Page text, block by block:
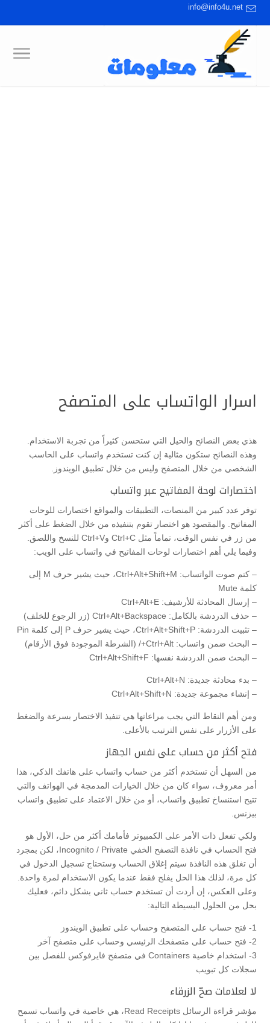
info@info4u.net
اسرار الواتساب على المتصفح
هذي بعض النصائح والحيل التي ستحسن كثيراً من تجربة الاستخدام.
وهذه النصائح ستكون مثالية إن كنت تستخدم واتساب على الحاسب
الشخصي من خلال المتصفح وليس من خلال تطبيق الويندوز.
اختصارات لوحة المفاتيح عبر واتساب
توفر عدد كبير من المنصات، التطبيقات والمواقع اختصارات للوحات
المفاتيح. والمقصود هو اختصار تقوم بتنفيذه من خلال الضغط على أكثر
من زر في نفس الوقت، تماماً مثل Ctrl+C وCtrl+V للنسخ واللصق.
وفيما يلي أهم اختصارات لوحات المفاتيح في واتساب على الويب:
– كتم صوت الواتساب: Ctrl+Alt+Shift+M، حيث يشير حرف M إلى
كلمة Mute
– إرسال المحادثة للأرشيف: Ctrl+Alt+E
– حذف الدردشة بالكامل: Ctrl+Alt+Backspace (زر الرجوع للخلف)
– تثبيت الدردشة: Ctrl+Alt+Shift+P، حيث يشير حرف P إلى كلمة Pin
– البحث ضمن واتساب: Ctrl+Alt+/ (الشرطة الموجودة فوق الأرقام)
– البحث ضمن الدردشة نفسها: Ctrl+Alt+Shift+F
– بدء محادثة جديدة: Ctrl+Alt+N
– إنشاء مجموعة جديدة: Ctrl+Alt+Shift+N
ومن أهم النقاط التي يجب مراعاتها هي تنفيذ الاختصار بسرعة والضغط
على الأزرار على نفس الترتيب بالأعلى.
فتح أكثر من حساب على نفس الجهاز
من السهل أن تستخدم أكثر من حساب واتساب على هاتفك الذكي، هذا
أمر معروف، سواء كان من خلال الخيارات المدمجة في الهواتف والتي
تتيح استنساخ تطبيق واتساب، أو من خلال الاعتماد على تطبيق واتساب
بيزنس.
ولكي تفعل ذات الأمر على الكمبيوتر فأمامك أكثر من حل، الأول هو
فتح الحساب في نافذة التصفح الخفي Incognito / Private، لكن بمجرد
أن تغلق هذه النافذة سيتم إغلاق الحساب وستحتاج تسجيل الدخول في
كل مرة، لذلك هذا الحل يفلح فقط عندما يكون الاستخدام لمرة واحدة.
وعلى العكس، إن أردت أن تستخدم حساب ثاني بشكل دائم، فعليك
بحل من الحلول البسيطة التالية:
1- فتح حساب على المتصفح وحساب على تطبيق الويندوز
2- فتح حساب على متصفحك الرئيسي وحساب على متصفح آخر
3- استخدام خاصية Containers في متصفح فايرفوكس للفصل بين
سجلات كل تبويب
لا لعلامات صحّ الزرقاء
مؤشر قراءة الرسائل Read Receipts، هي خاصية في واتساب تسمح